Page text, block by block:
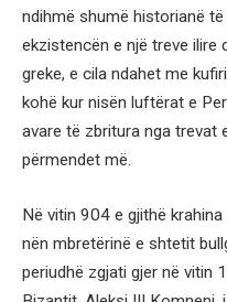
ndihmë shumë historianë
ekzistencën e një treve ilire
greke, e cila ndahet me
kohë kur nisën luftërat e
avare të zbritura nga trevat
përmendet më.
Në vitin 904 e gjithë
nën mbretërinë e shtetit
periudhë zgjati gjer në vitin